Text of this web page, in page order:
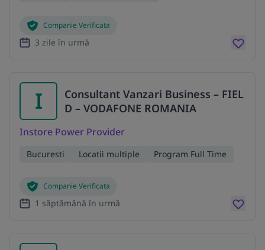
Companie Verificata
3 zile în urmă
I
Consultant Vanzari Business – FIEL
D – VODAFONE ROMANIA
Instore Power Provider
Bucuresti Locatii multiple Program Full Time
Companie Verificata
1 săptămână în urmă